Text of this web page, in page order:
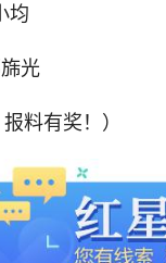
均
光
料有奖！）